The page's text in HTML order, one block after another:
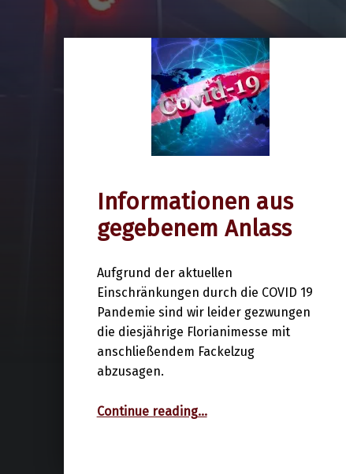
Informationen aus
gegebenem Anlass
Aufgrund der aktuellen
Einschränkungen durch die COVID 19
Pandemie sind wir leider gezwungen
die diesjährige Florianimesse mit
anschließendem Fackelzug
abzusagen.
Continue reading
“Informationen aus gegebenem Anlass”
…
28. April 2020